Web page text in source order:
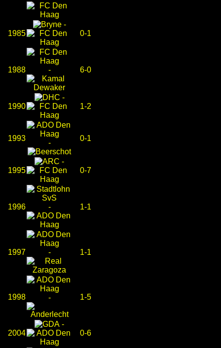
1985
-
0-1
1988 - 6-0
1990
-
1-2
1993
-
0-1
1995
-
0-7
1996 - 1-1
1997 - 1-1
1998 - 1-5
2004
-
0-6